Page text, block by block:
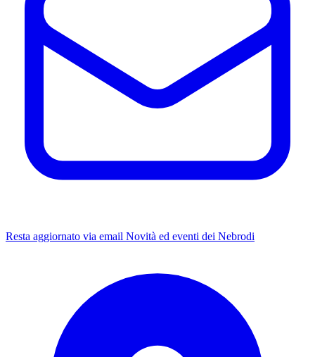
Resta aggiornato via email Novità ed eventi dei Nebrodi